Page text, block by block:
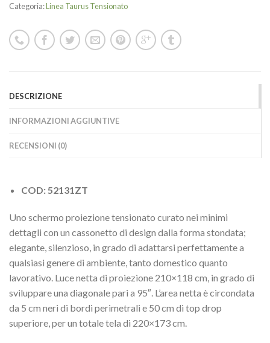
Categoria:Linea Taurus Tensionato
DESCRIZIONE
INFORMAZIONI AGGIUNTIVE
RECENSIONI (0)
COD: 52131ZT
Uno schermo proiezione tensionato curato nei minimi
dettagli con un cassonetto di design dalla forma stondata;
elegante, silenzioso, in grado di adattarsi perfettamente a
qualsiasi genere di ambiente, tanto domestico quanto
lavorativo. Luce netta di proiezione 210×118 cm, in grado di
sviluppare una diagonale pari a 95″. L’area netta è circondata
da 5 cm neri di bordi perimetrali e 50 cm di top drop
superiore, per un totale tela di 220×173 cm.